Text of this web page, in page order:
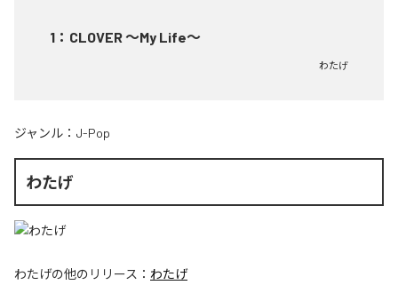
1 ： CLOVER ～My Life～
わたげ
ジャンル： J-Pop
わたげ
わたげの他のリリース： わたげ